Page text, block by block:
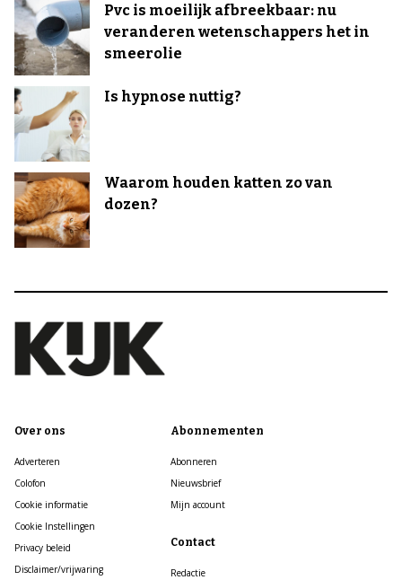
Pvc is moeilijk afbreekbaar: nu
veranderen wetenschappers het in
smeerolie
Is hypnose nuttig?
Waarom houden katten zo van
dozen?
Over ons
Adverteren
Colofon
Cookie informatie
Cookie Instellingen
Privacy beleid
Disclaimer/vrijwaring
Abonnementen
Abonneren
Nieuwsbrief
Mijn account
Contact
Redactie